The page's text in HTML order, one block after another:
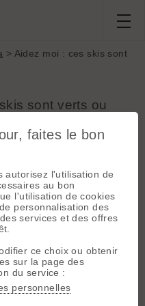
> Aidez moi : ces skis sont
sont verts ou
à la page :Précédente
Chercher Archives
13:49
En piste un
faites le bon
autorisez l'utilisation de
au bon
l'utilisation de cookies
personnalisation des
services et des offres
ce choix ou obtenir
sur la page des
du service :
personnelles